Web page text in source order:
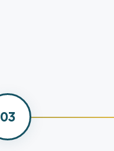
03